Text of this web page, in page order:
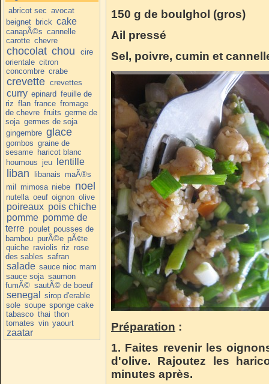
abricot sec avocat
beignet brick cake
canapÃ©s cannelle
carotte chevre
chocolat chou
cire
orientale citron
concombre crabe
crevette crevettes
curry epinard feuille de
riz flan france fromage
de chevre fruits germe de
soja germes de soja
gingembre glace
gombos graine de
sesame haricot blanc
houmous jeu lentille
liban libanais maÃ®s
mil mimosa niebe noel
nutella oeuf oignon olive
poireaux pois chiche
pomme pomme de
terre poulet pousses de
bambou purÃ©e pÃ¢te
quiche raviolis riz rose
des sables safran
salade sauce nioc mam
sauce soja saumon
fumÃ© sautÃ© de boeuf
senegal
sirop d'erable
sole soupe sponge cake
tabasco thai thon
tomates vin yaourt
zaatar
150 g de boulghol (gros)
Ail pressé
Sel, poivre, cumin et
Préparation :
1. Faites revenir les
d'olive. Rajoutez les
minutes après.